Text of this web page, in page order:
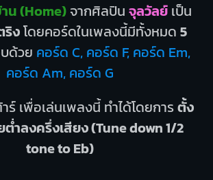
น (Home)จากศิลปิน จุลวัลย์ เป็น
งโดยคอร์ดในเพลงนี้มีทั้งหมด 5
ด้วย คอร์ด C, คอร์ด F, คอร์ด Em,
คอร์ด Am, คอร์ด G
ร์ เพื่อเล่นเพลงนี้ ทำได้โดยการตั้ง
ำลงครึ่งเสียง (Tune down 1/2
tone to Eb)